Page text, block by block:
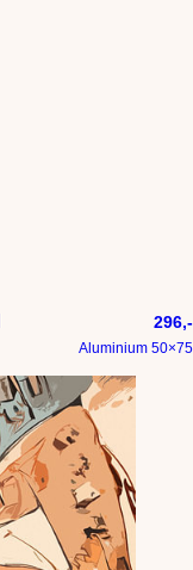
296,-
Aluminium 50×75